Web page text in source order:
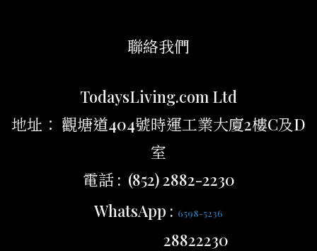
聯絡我們
TodaysLiving.com Ltd
地址： 觀塘道404號時運工業大廈2樓C及D
室
電話 : (852) 2882-2230
WhatsApp : 6598-5236
28822230